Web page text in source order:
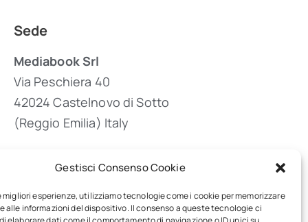
Gestisci Consenso Cookie
migliori esperienze, utilizziamo tecnologie come i cookie per memorizzare
alle informazioni del dispositivo. Il consenso a queste tecnologie ci
Sede
Mediabook Srl
Via Peschiera 40
42024 Castelnovo di Sotto
(Reggio Emilia) Italy
(+39) 0522 683405
info@inpublishing.it